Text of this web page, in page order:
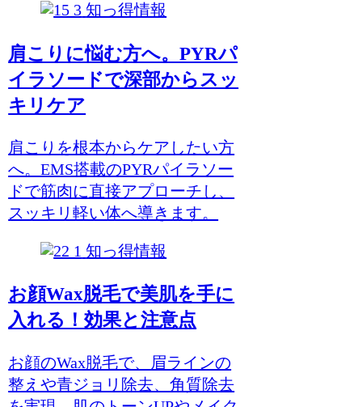
知っ得情報
肩こりに悩む方へ。PYRパ
イラソードで深部からスッ
キリケア
肩こりを根本からケアしたい方
へ。EMS搭載のPYRパイラソー
ドで筋肉に直接アプローチし、
スッキリ軽い体へ導きます。
知っ得情報
お顔Wax脱毛で美肌を手に
入れる！効果と注意点
お顔のWax脱毛で、眉ラインの
整えや青ジョリ除去、角質除去